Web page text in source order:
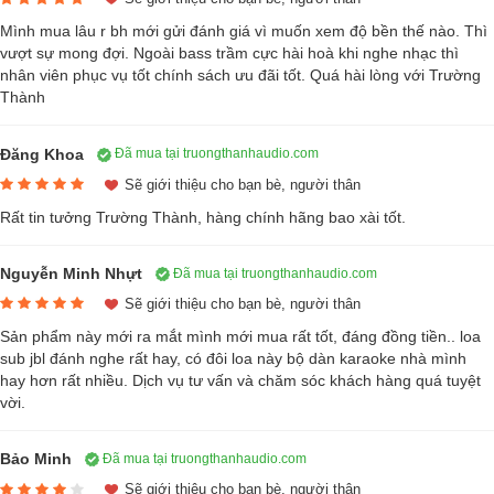
Với mẫu thiết kế này giúp loa phù hợp với nhiều không gian khác nhau
từ hiện đại đến cổ điển góp phần tang vẻ quý phái cho căn nhà của
bạn.
trọng. Loa còn được thiết kế chống chịu va đập và bảo vệ màng loa
bên trong được tốt hơn.
Mình mua lâu r bh mới gửi đánh giá vì muốn xem độ bền thế nào. Thì
vượt sự mong đợi. Ngoài bass trầm cực hài hoà khi nghe nhạc thì
nhân viên phục vụ tốt chính sách ưu đãi tốt. Quá hài lòng với Trường
Thành
Đăng Khoa Đã mua tại truongthanhaudio.com
Sẽ giới thiệu cho bạn bè, người thân
Rất tin tưởng Trường Thành, hàng chính hãng bao xài tốt.
Nguyễn Minh Nhựt Đã mua tại truongthanhaudio.com
Sẽ giới thiệu cho bạn bè, người thân
Sản phẩm này mới ra mắt mình mới mua rất tốt, đáng đồng tiền.. loa
sub jbl đánh nghe rất hay, có đôi loa này bộ dàn karaoke nhà mình
hay hơn rất nhiều. Dịch vụ tư vấn và chăm sóc khách hàng quá tuyệt
vời.
Bảo Minh Đã mua tại truongthanhaudio.com
Sẽ giới thiệu cho bạn bè, người thân